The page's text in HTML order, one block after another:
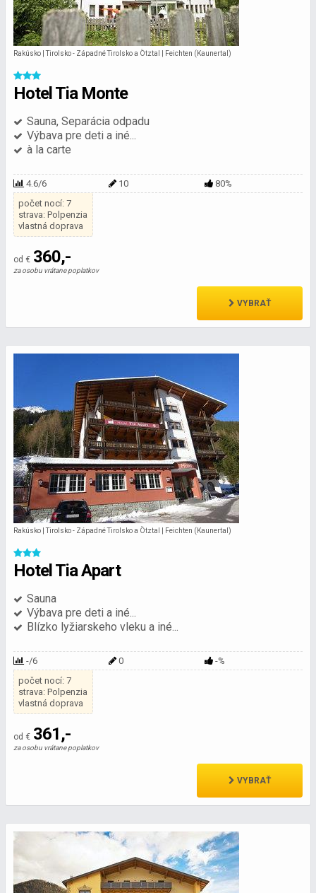
Rakúsko | Tirolsko - Západné Tirolsko a Ötztal | Feichten (Kaunertal)
Hotel Tia Monte
Sauna, Separácia odpadu
Výbava pre deti a iné...
à la carte
4.6/6 10
80%
počet nocí: 7
strava: Polpenzia
vlastná doprava
od € 360,-
za osobu vrátane poplatkov
VYBRAŤ
Rakúsko | Tirolsko - Západné Tirolsko a Ötztal | Feichten (Kaunertal)
Hotel Tia Apart
Sauna
Výbava pre deti a iné...
Blízko lyžiarskeho vleku a iné...
-/6 0
-%
počet nocí: 7
strava: Polpenzia
vlastná doprava
od € 361,-
za osobu vrátane poplatkov
VYBRAŤ